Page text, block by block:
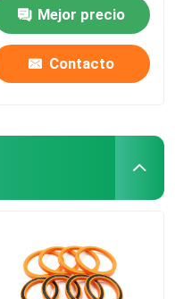
Mejor precio
Contacto